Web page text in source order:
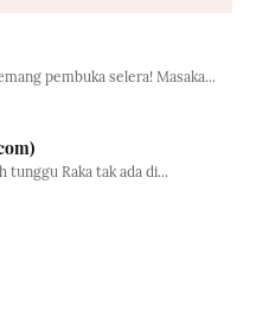
pembuka selera! Masaka...
tunggu Raka tak ada di...